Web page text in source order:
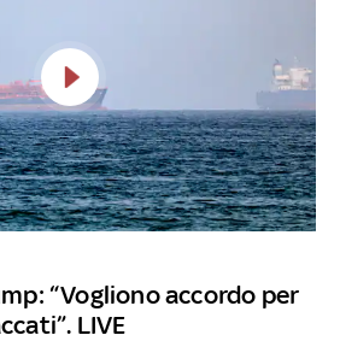
“Vogliono accordo per
LIVE